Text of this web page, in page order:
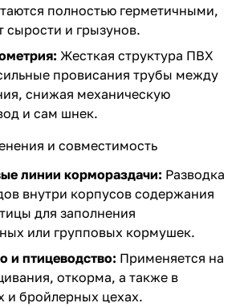
полностью герметичными,
и грызунов.
Жесткая структура ПВХ
провисания трубы между
снижая механическую
и сам шнек.
и совместимость
линии кормораздачи: Разводка
внутри корпусов содержания
для заполнения
или групповых кормушек.
и птицеводство: Применяется на
откорма, а также в
и бройлерных цехах.